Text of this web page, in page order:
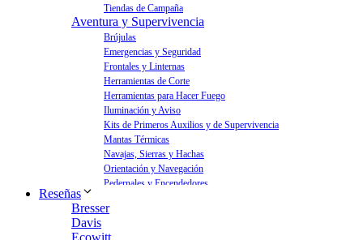
Tiendas de Campaña
Aventura y Supervivencia
Brújulas
Emergencias y Seguridad
Frontales y Linternas
Herramientas de Corte
Herramientas para Hacer Fuego
Iluminación y Aviso
Kits de Primeros Auxilios y de Supervivencia
Mantas Térmicas
Navajas, Sierras y Hachas
Orientación y Navegación
Pedernales y Encendedores
Aves y Jardín
Bebederos para Aves
Reseñas
Bresser
Davis
Ecowitt